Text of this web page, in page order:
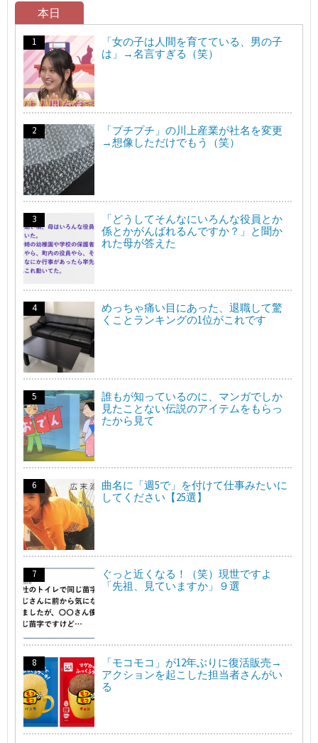
本日
「女の子は人間を育てている、男の子
は」→名言すぎる（笑）
「プチプチ」の川上産業が社名を変更
→想像しただけでもう（笑）
「どうしてそんなにいろんな役員とか
係とかがんばれるんですか？」と聞か
れた母が答えた
めっちゃ痛い目にあった、退職して驚
くことランキングの1位がこれです
誰もが知っているのに、マンガでしか
見たことない伝説のアイテムをもらっ
たから見て
曲名に「週5で」を付けて仕事みたいに
してください【25選】
ぐっと近くなる！（笑）現世ですよ
「先祖、見ていますか」９選
「モコモコ」が12年ぶりに復活販売→
アクションを起こした担当者さんがい
る